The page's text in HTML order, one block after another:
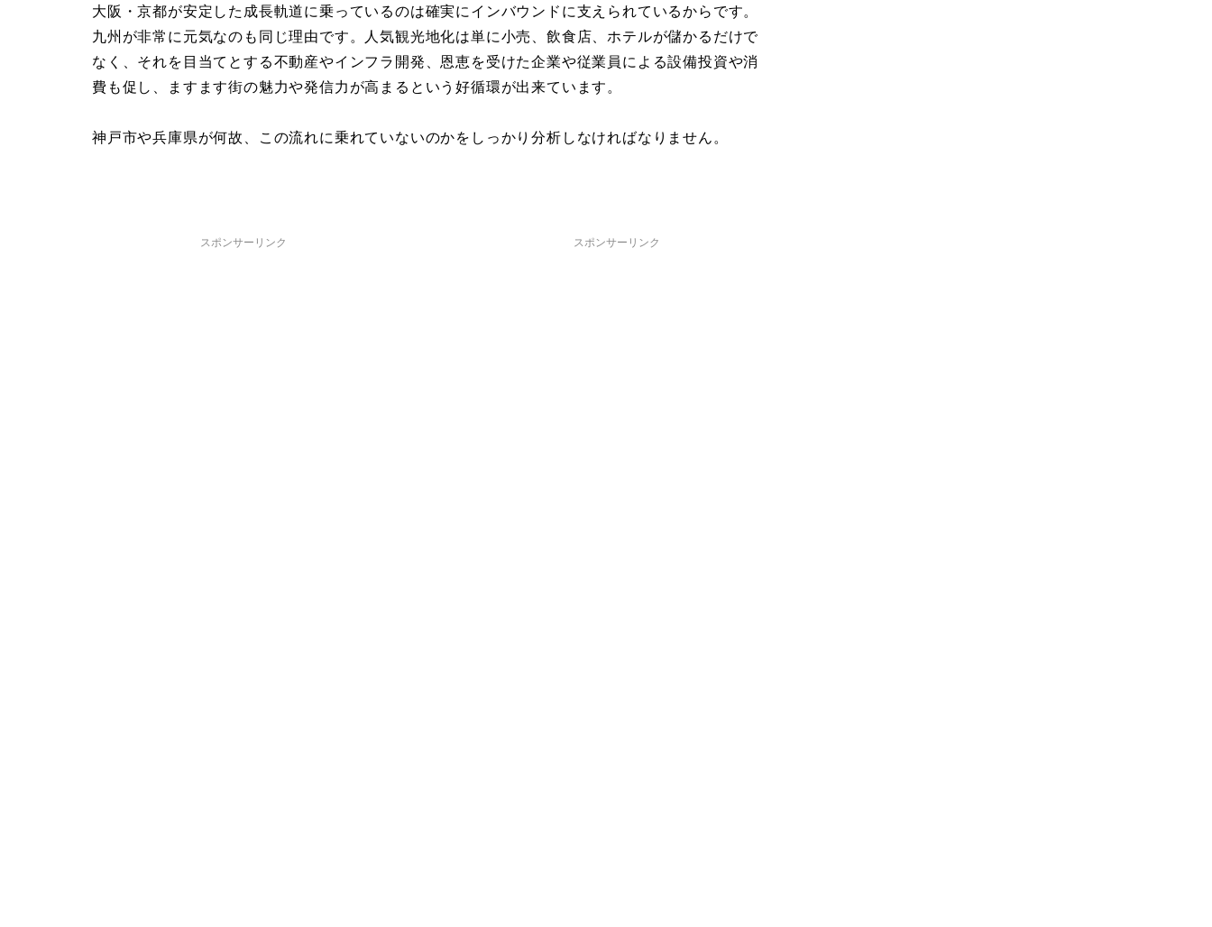
大阪・京都が安定した成長軌道に乗っているのは確実にインバウンドに支えられているからです。
九州が非常に元気なのも同じ理由です。人気観光地化は単に小売、飲食店、ホテルが儲かるだけで
なく、それを目当てとする不動産やインフラ開発、恩恵を受けた企業や従業員による設備投資や消
費も促し、ますます街の魅力や発信力が高まるという好循環が出来ています。
神戸市や兵庫県が何故、この流れに乗れていないのかをしっかり分析しなければなりません。
スポンサーリンク スポンサーリンク